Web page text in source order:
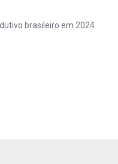
brasileiro em 2024